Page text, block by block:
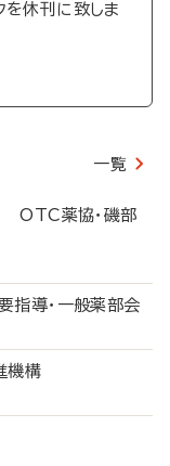
を休刊に致しま
一覧
OTC薬協・磯部
指導・一般薬部会
機構